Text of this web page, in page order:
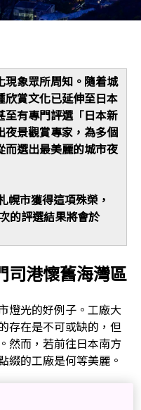
現象眾所周知。隨着城
賞文化已延伸至日本
有專門評選「日本新
夜景觀賞專家，為多個
而選出最美麗的城市夜
幌市獲得這項殊榮，
的評選結果將會於
司港懷舊海灣區
燈光的好例子。工廠大
存在是不可或缺的，但
然而，若前往日本南方
綴的工廠是何等美麗。